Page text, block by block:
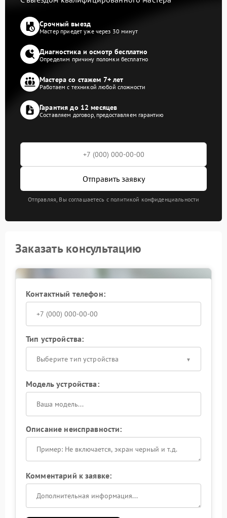
Срочный выезд
Мастер приедет уже через 30 минут
Диагностика и осмотр бесплатно
Определим причину поломки бесплатно
Мастера со стажем 7+ лет
Работаем с техникой любой сложности
Гарантия до 12 месяцев
Составляем договор, предоставляем гарантию
Отправить заявку
Отправляя, Вы соглашаетесь с политикой конфиденциальности
Заказать консультацию
Контактный телефон:
Тип устройства:
Выберите тип устройства
Модель устройства:
Описание неисправности:
Комментарий к заявке: